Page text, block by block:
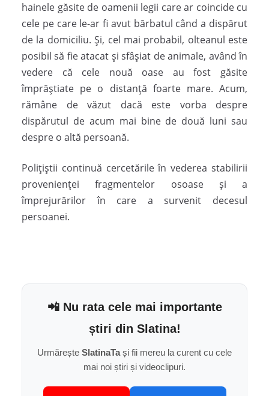
hainele găsite de oamenii legii care ar coincide cu
cele pe care le-ar fi avut bărbatul când a dispărut
de la domiciliu. Și, cel mai probabil, olteanul este
posibil să fie atacat și sfâșiat de animale, având în
vedere că cele nouă oase au fost găsite
împrăștiate pe o distanță foarte mare. Acum,
rămâne de văzut dacă este vorba despre
dispărutul de acum mai bine de două luni sau
despre o altă persoană.
Polițiștii continuă cercetările în vederea stabilirii
provenienței fragmentelor osoase și a
împrejurărilor în care a survenit decesul
persoanei.
📲 Nu rata cele mai importante
știri din Slatina!
Urmărește SlatinaTași fii mereu la curent cu cele
mai noi știri și videoclipuri.